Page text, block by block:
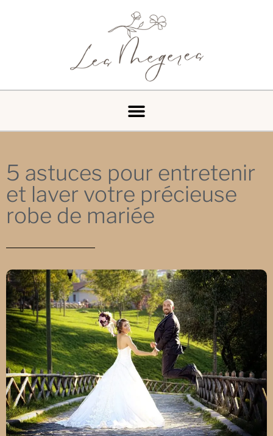
5 astuces pour entretenir
et laver votre précieuse
robe de mariée